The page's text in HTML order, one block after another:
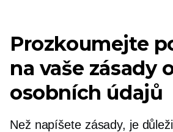
Prozkoumejte
na vaše zásady
osobních údajů
Než napíšete zásady, je